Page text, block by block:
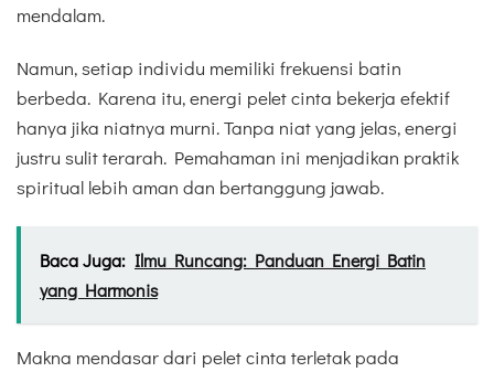
mendalam.
Namun, setiap individu memiliki frekuensi batin
berbeda. Karena itu, energi pelet cinta bekerja efektif
hanya jika niatnya murni. Tanpa niat yang jelas, energi
justru sulit terarah. Pemahaman ini menjadikan praktik
spiritual lebih aman dan bertanggung jawab.
Baca Juga: Ilmu Runcang: Panduan Energi Batin
yang Harmonis
Makna mendasar dari pelet cinta terletak pada